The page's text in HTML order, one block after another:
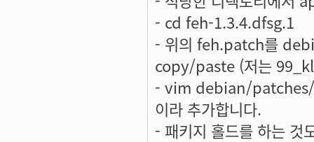
- cd feh-1.3.4.dfsg.1
- 위의 feh.patch를
copy/paste (저는
- vim debian/patches/
이라 추가합니다.
- 패키지 홀드를 하는